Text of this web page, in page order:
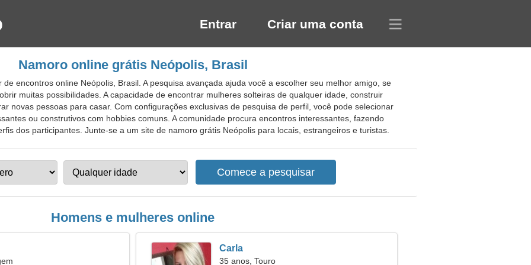
Entrar Criar uma conta
Namoro online grátis Neópolis, Brasil
encontros online Neópolis, Brasil. A pesquisa avançada ajuda você a escolher seu melhor amigo, se
muitas possibilidades. A capacidade de encontrar mulheres solteiras de qualquer idade, construir
novas pessoas para casar. Com configurações exclusivas de pesquisa de perfil, você pode selecionar
ou construtivos com hobbies comuns. A comunidade procura encontros interessantes, fazendo
dos participantes. Junte-se a um site de namoro grátis Neópolis para locais, estrangeiros e turistas.
Homens e mulheres online
Carla
35 anos, Touro